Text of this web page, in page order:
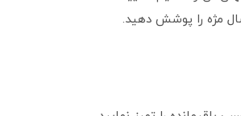
مژه را پوشش دهید.